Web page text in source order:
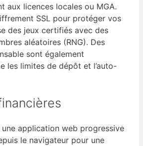
aux licences locales ou MGA.
SSL pour protéger vos
des jeux certifiés avec des
aléatoires (RNG). Des
sont également
les limites de dépôt et l’auto-
application web progressive
le navigateur pour une